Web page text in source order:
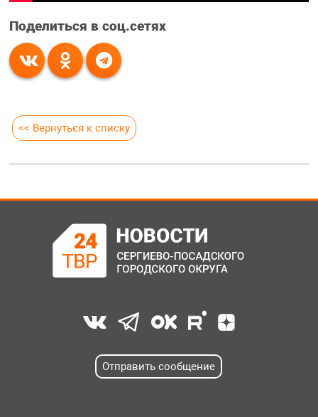
Поделиться в соц.сетях
<< Вернуться к списку
Отправить сообщение